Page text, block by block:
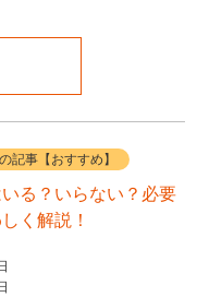
記事【おすすめ】
る？いらない？必要
く解説！